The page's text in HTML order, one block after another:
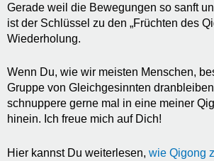
Gerade weil die Bewegungen so sanft
ist der Schlüssel zu den „Früchten des
Wiederholung.
Wenn Du, wie wir meisten Menschen,
Gruppe von Gleichgesinnten
schnuppere gerne mal in eine meiner
hinein. Ich freue mich auf Dich!
Hier kannst Du weiterlesen, wie Qigong